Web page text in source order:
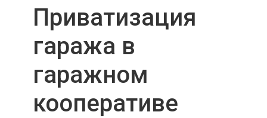
Приватизация
гаража в
гаражном
кооперативе